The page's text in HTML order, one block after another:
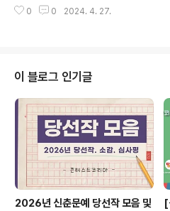
내용은 콘테스트코리아 홈페이지에서 확인하
누리복지재단 청소년 장학사업 꿈누리 22
세상의 아이콘이 되다 : 월드아이콘즈 서포
24 한국워크캠프✔ 2024 미래내일 일경험
행정 인턴 모집✔ 2024 씽글벙글 서포터즈
내용은 뉴스카드를 클릭하시면 확인하실 수
세한 내용은 콘테스트코리아 홈페이지에서
움이 됩니다~​콘테스트, ..
0 0 2024. 4. 27.
이 블로그 인기글
2026년 신춘문예 당선작 모음 및